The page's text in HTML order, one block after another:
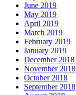
June 2019
May 2019
April 2019
March 2019
February 2019
January 2019
December 2018
November 2018
October 2018
September 2018